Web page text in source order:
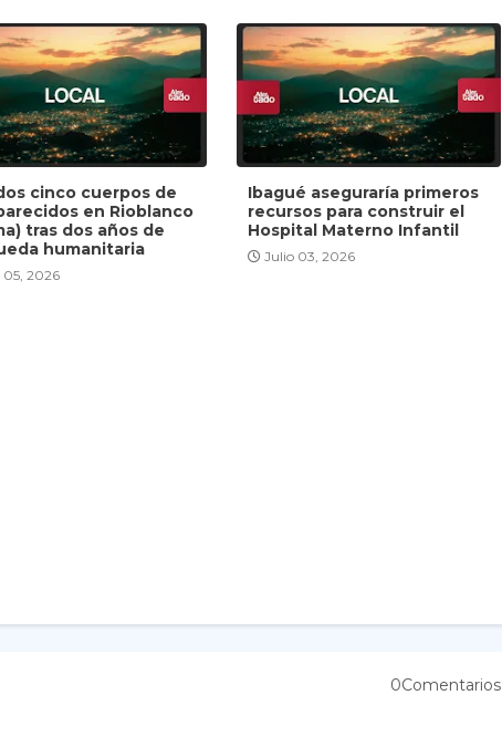
cinco cuerpos de
en Rioblanco
tras dos años de
humanitaria
05, 2026
Ibagué aseguraría primeros
recursos para construir el
Hospital Materno Infantil
Julio 03, 2026
0Comentarios